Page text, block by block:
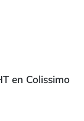
en Colissimo